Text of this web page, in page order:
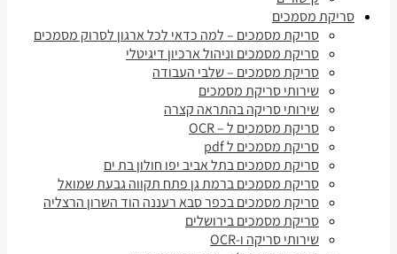
סריקת מסמכים
סריקת מסמכים – למה כדאי לכל ארגון לסרוק מסמכים
סריקת מסמכים וניהול ארכיון דיגיטלי
סריקת מסמכים – שלבי העבודה
שירותי סריקת מסמכים
שירותי סריקה בהתראה קצרה
סריקת מסמכים ל – OCR
סריקת מסמכים ל pdf
סריקת מסמכים בתל אביב יפו חולון בת ים
סריקת מסמכים ברמת גן פתח תקווה גבעת שמואל
סריקת מסמכים בכפר סבא רעננה הוד השרון הרצליה
סריקת מסמכים בירושלים
שירותי סריקה ו-OCR